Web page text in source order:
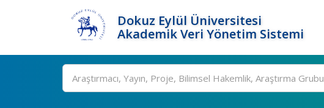
Dokuz Eylül Üniversitesi
Akademik Veri Yönetim Sistemi
Ara